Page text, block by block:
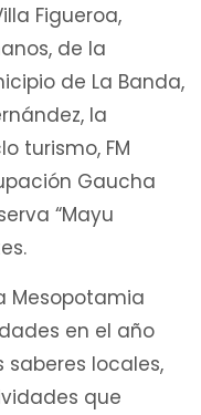
Figueroa,
de la
de La Banda,
la
turismo, FM
Gaucha
“Mayu
Mesopotamia
en el año
saberes locales,
que